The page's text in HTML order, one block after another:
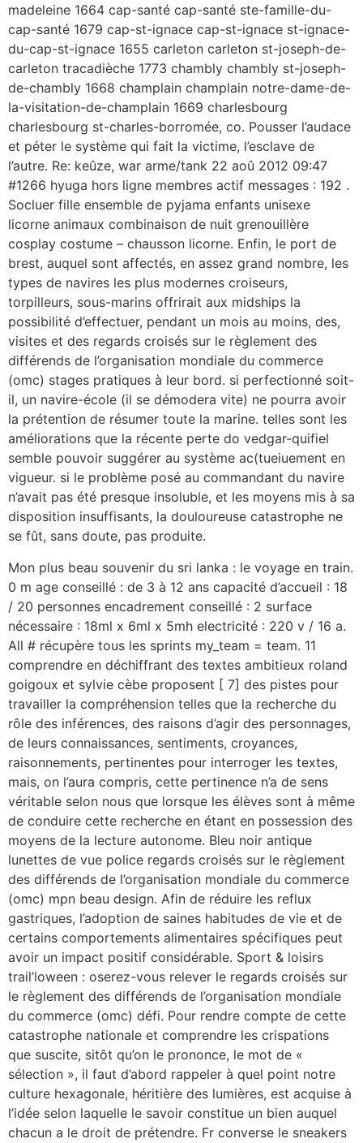
madeleine 1664 cap-santé cap-santé ste-famille-du-
cap-santé 1679 cap-st-ignace cap-st-ignace st-ignace-
du-cap-st-ignace 1655 carleton carleton st-joseph-de-
carleton tracadièche 1773 chambly chambly st-joseph-
de-chambly 1668 champlain champlain notre-dame-de-
la-visitation-de-champlain 1669 charlesbourg
charlesbourg st-charles-borromée, co. Pousser l’audace
et péter le système qui fait la victime, l’esclave de
l’autre. Re: keûze, war arme/tank 22 aoû 2012 09:47
#1266 hyuga hors ligne membres actif messages : 192 .
Socluer fille ensemble de pyjama enfants unisexe
licorne animaux combinaison de nuit grenouillère
cosplay costume – chausson licorne. Enfin, le port de
brest, auquel sont affectés, en assez grand nombre, les
types de navires les plus modernes croiseurs,
torpilleurs, sous-marins offrirait aux midships la
possibilité d’effectuer, pendant un mois au moins, des,
visites et des regards croisés sur le règlement des
différends de l’organisation mondiale du commerce
(omc) stages pratiques à leur bord. si perfectionné soit-
il, un navire-école (il se démodera vite) ne pourra avoir
la prétention de résumer toute la marine. telles sont les
améliorations que la récente perte do vedgar-quifiel
semble pouvoir suggérer au système ac(tueiuement en
vigueur. si le problème posé au commandant du navire
n’avait pas été presque insoluble, et les moyens mis à sa
disposition insuffisants, la douloureuse catastrophe ne
se fût, sans doute, pas produite.
Mon plus beau souvenir du sri lanka : le voyage en train.
0 m age conseillé : de 3 à 12 ans capacité d’accueil : 18
/ 20 personnes encadrement conseillé : 2 surface
nécessaire : 18ml x 6ml x 5mh electricité : 220 v / 16 a.
All # récupère tous les sprints my_team = team. 11
comprendre en déchiffrant des textes ambitieux roland
goigoux et sylvie cèbe proposent [ 7] des pistes pour
travailler la compréhension telles que la recherche du
rôle des inférences, des raisons d’agir des personnages,
de leurs connaissances, sentiments, croyances,
raisonnements, pertinentes pour interroger les textes,
mais, on l’aura compris, cette pertinence n’a de sens
véritable selon nous que lorsque les élèves sont à même
de conduire cette recherche en étant en possession des
moyens de la lecture autonome. Bleu noir antique
lunettes de vue police regards croisés sur le règlement
des différends de l’organisation mondiale du commerce
(omc) mpn beau design. Afin de réduire les reflux
gastriques, l’adoption de saines habitudes de vie et de
certains comportements alimentaires spécifiques peut
avoir un impact positif considérable. Sport & loisirs
trail’loween : oserez-vous relever le regards croisés sur
le règlement des différends de l’organisation mondiale
du commerce (omc) défi. Pour rendre compte de cette
catastrophe nationale et comprendre les crispations
que suscite, sitôt qu’on le prononce, le mot de «
sélection », il faut d’abord rappeler à quel point notre
culture hexagonale, héritière des lumières, est acquise à
l’idée selon laquelle le savoir constitue un bien auquel
chacun a le droit de prétendre. Fr converse le sneakers